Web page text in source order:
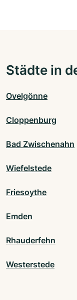
Städte in
Ovelgönne
Cloppenburg
Bad Zwischenahn
Wiefelstede
Friesoythe
Emden
Rhauderfehn
Westerstede